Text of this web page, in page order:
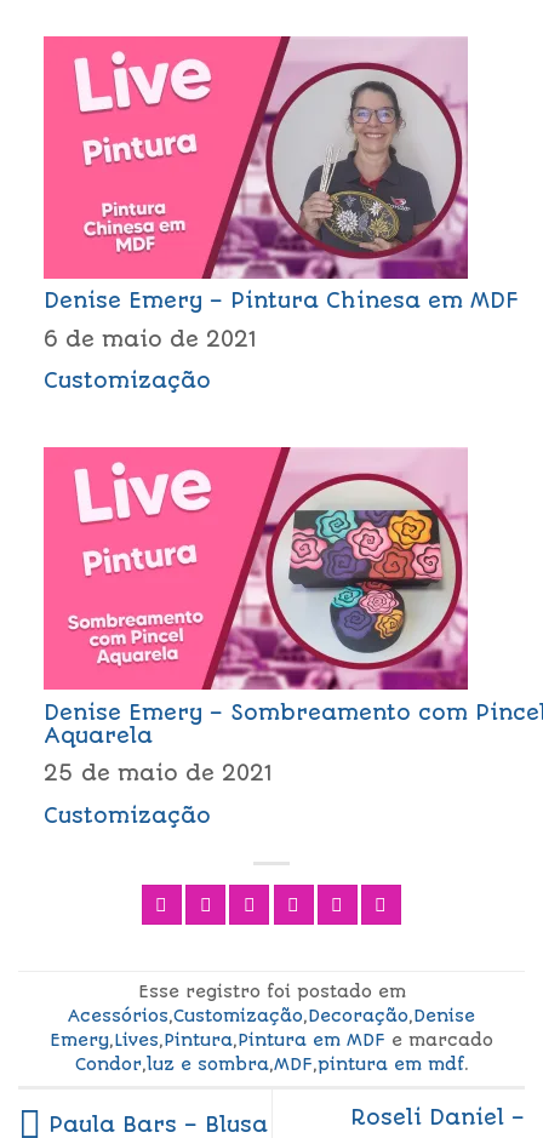
Denise Emery – Pintura Chinesa em MDF
6 de maio de 2021
Customização
Denise Emery – Sombreamento com
Aquarela
25 de maio de 2021
Customização
Esse registro foi postado em
Acessórios,Customização,Decoração,Denise
Emery,Lives,Pintura,Pintura em MDF e marcado
Condor,luz e sombra,MDF,pintura em mdf.
Paula Bars – Blusa
Roseli Daniel –